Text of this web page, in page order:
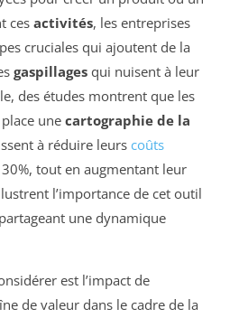
ces activités, les entreprises
cruciales qui ajoutent de la
gaspillages qui nuisent à leur
des études montrent que les
une cartographie de la
à réduire leurs coûts
tout en augmentant leur
l’importance de cet outil
une dynamique
est l’impact de
de valeur dans le cadre de la